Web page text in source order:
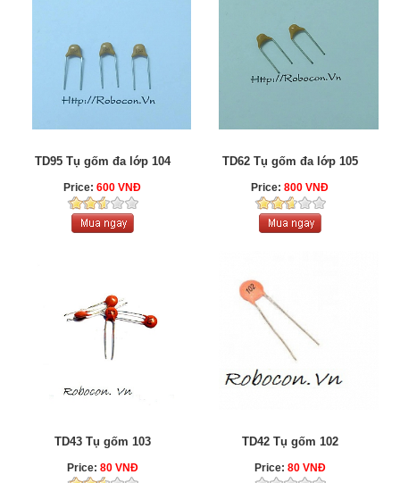
TD95 Tụ gốm đa lớp 104
Price:600 VNĐ
TD62 Tụ gốm đa lớp 105
Price:800 VNĐ
TD43 Tụ gốm 103
Price: 80 VNĐ
TD42 Tụ gốm 102
Price: 80 VNĐ